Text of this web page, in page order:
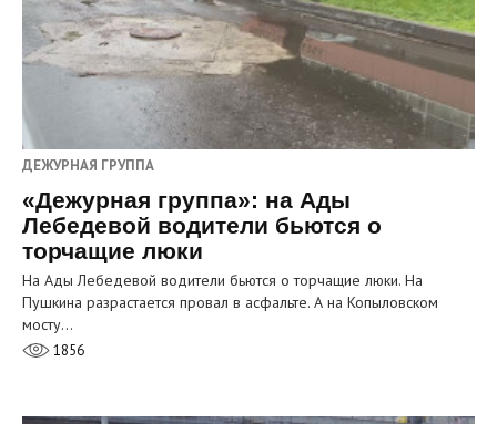
ДЕЖУРНАЯ ГРУППА
«Дежурная группа»: на Ады
Лебедевой водители бьются о
торчащие люки
На Ады Лебедевой водители бьются о торчащие люки. На
Пушкина разрастается провал в асфальте. А на Копыловском
мосту…
1856